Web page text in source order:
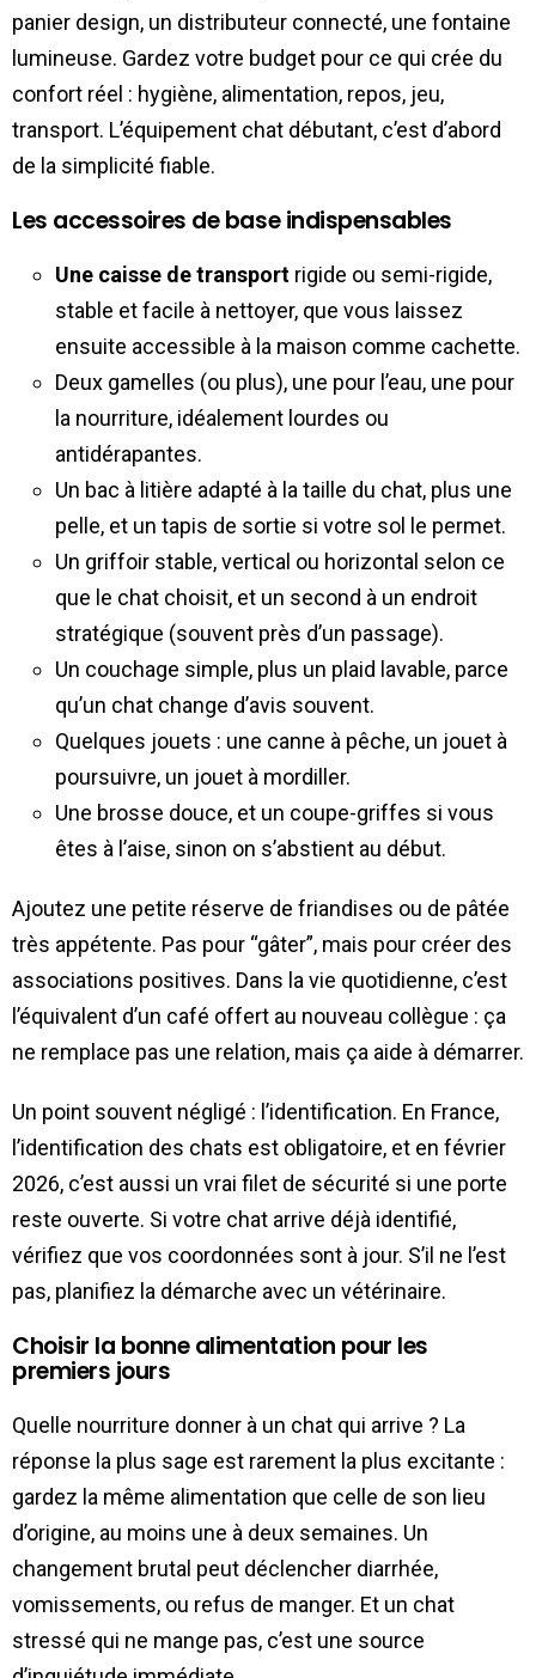
panier design, un distributeur connecté, une fontaine
lumineuse. Gardez votre budget pour ce qui crée du
confort réel : hygiène, alimentation, repos, jeu,
transport. L’équipement chat débutant, c’est d’abord
de la simplicité fiable.
Les accessoires de base indispensables
Une caisse de transport rigide ou semi-rigide,
stable et facile à nettoyer, que vous laissez
ensuite accessible à la maison comme cachette.
Deux gamelles (ou plus), une pour l’eau, une pour
la nourriture, idéalement lourdes ou
antidérapantes.
Un bac à litière adapté à la taille du chat, plus une
pelle, et un tapis de sortie si votre sol le permet.
Un griffoir stable, vertical ou horizontal selon ce
que le chat choisit, et un second à un endroit
stratégique (souvent près d’un passage).
Un couchage simple, plus un plaid lavable, parce
qu’un chat change d’avis souvent.
Quelques jouets : une canne à pêche, un jouet à
poursuivre, un jouet à mordiller.
Une brosse douce, et un coupe-griffes si vous
êtes à l’aise, sinon on s’abstient au début.
Ajoutez une petite réserve de friandises ou de pâtée
très appétente. Pas pour “gâter”, mais pour créer des
associations positives. Dans la vie quotidienne, c’est
l’équivalent d’un café offert au nouveau collègue : ça
ne remplace pas une relation, mais ça aide à démarrer.
Un point souvent négligé : l’identification. En France,
l’identification des chats est obligatoire, et en février
2026, c’est aussi un vrai filet de sécurité si une porte
reste ouverte. Si votre chat arrive déjà identifié,
vérifiez que vos coordonnées sont à jour. S’il ne l’est
pas, planifiez la démarche avec un vétérinaire.
Choisir la bonne alimentation pour les
premiers jours
Quelle nourriture donner à un chat qui arrive ? La
réponse la plus sage est rarement la plus excitante :
gardez la même alimentation que celle de son lieu
d’origine, au moins une à deux semaines. Un
changement brutal peut déclencher diarrhée,
vomissements, ou refus de manger. Et un chat
stressé qui ne mange pas, c’est une source